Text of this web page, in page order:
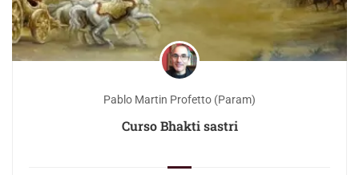
Pablo Martin Profetto (Param)
Curso Bhakti sastri